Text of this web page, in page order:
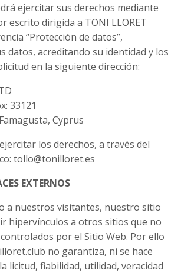
ejercitar sus derechos mediante
escrito dirigida a TONI LLORET
“Protección de datos”,
datos, acreditando su identidad y los
en la siguiente dirección:
33121
Cyprus
los derechos, a través del
tollo@tonilloret.es
EXTERNOS
a nuestros visitantes, nuestro sitio
hipervínculos a otros sitios que no
por el Sitio Web. Por ello
no garantiza, ni se hace
licitud, fiabilidad, utilidad, veracidad